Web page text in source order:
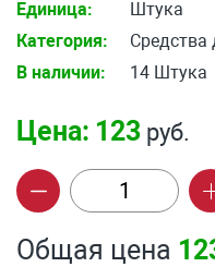
Единица:
Штука
Категория:
Средства
В наличии:
14 Штука
Цена: 123 руб.
Общая цена